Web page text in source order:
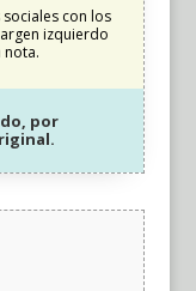
con los
izquierdo
nota.
por